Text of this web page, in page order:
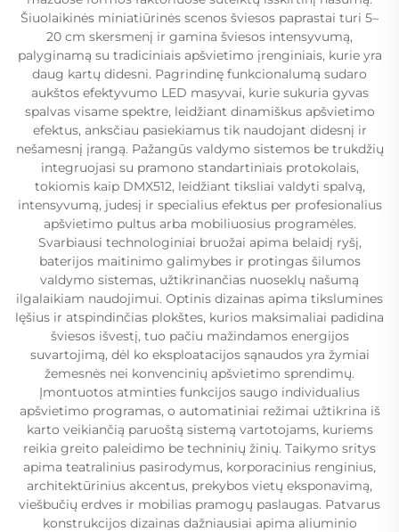
Šiuolaikinės miniatiūrinės scenos šviesos paprastai turi 5–
20 cm skersmenį ir gamina šviesos intensyvumą,
palyginamą su tradiciniais apšvietimo įrenginiais, kurie yra
daug kartų didesni. Pagrindinę funkcionalumą sudaro
aukštos efektyvumo LED masyvai, kurie sukuria gyvas
spalvas visame spektre, leidžiant dinamiškus apšvietimo
efektus, anksčiau pasiekiamus tik naudojant didesnį ir
nešamesnį įrangą. Pažangūs valdymo sistemos be trukdžių
integruojasi su pramono standartiniais protokolais,
tokiomis kaip DMX512, leidžiant tiksliai valdyti spalvą,
intensyvumą, judesį ir specialius efektus per profesionalius
apšvietimo pultus arba mobiliuosius programėles.
Svarbiausi technologiniai bruožai apima belaidį ryšį,
baterijos maitinimo galimybes ir protingas šilumos
valdymo sistemas, užtikrinančias nuoseklų našumą
ilgalaikiam naudojimui. Optinis dizainas apima tikslumines
lęšius ir atspindinčias plokštes, kurios maksimaliai padidina
šviesos išvestį, tuo pačiu mažindamos energijos
suvartojimą, dėl ko eksploatacijos sąnaudos yra žymiai
žemesnės nei konvencinių apšvietimo sprendimų.
Įmontuotos atminties funkcijos saugo individualius
apšvietimo programas, o automatiniai režimai užtikrina iš
karto veikiančią paruoštą sistemą vartotojams, kuriems
reikia greito paleidimo be techninių žinių. Taikymo sritys
apima teatralinius pasirodymus, korporacinius renginius,
architektūrinius akcentus, prekybos vietų eksponavimą,
viešbučių erdves ir mobilias pramogų paslaugas. Patvarus
konstrukcijos dizainas dažniausiai apima aliuminio